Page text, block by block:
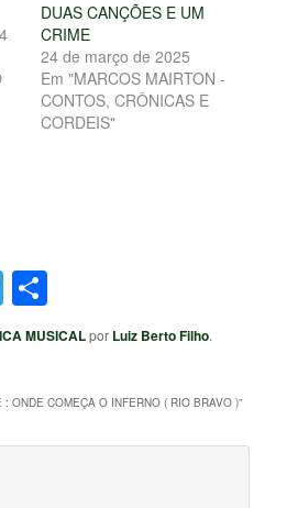
DUAS CANÇÕES E UM
CRIME
24 de março de 2025
Em "MARCOS MAIRTON -
CONTOS, CRÔNICAS E
CORDEIS"
Telegram
MUSICALpor Luiz Berto Filho.
: ONDE COMEÇA O INFERNO ( RIO BRAVO )”